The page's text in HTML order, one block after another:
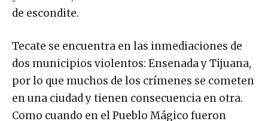
de escondite.
Tecate se encuentra en las inmediaciones de
dos municipios violentos: Ensenada y Tijuana,
por lo que muchos de los crímenes se cometen
en una ciudad y tienen consecuencia en otra.
Como cuando en el Pueblo Mágico fueron